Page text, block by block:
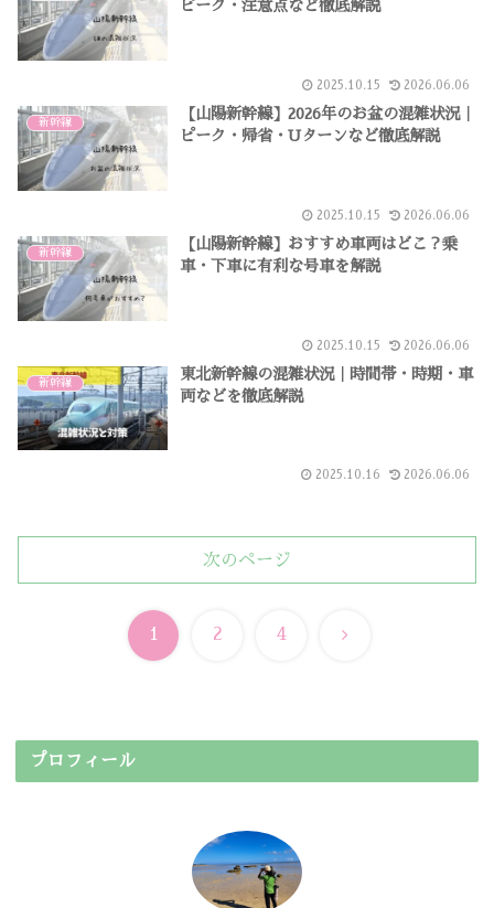
ピーク・注意点など徹底解説
2025.10.15 2026.06.06
新幹線
【山陽新幹線】2026年のお盆の混雑状況｜
ピーク・帰省・Uターンなど徹底解説
2025.10.15 2026.06.06
新幹線
【山陽新幹線】おすすめ車両はどこ？乗
車・下車に有利な号車を解説
2025.10.15 2026.06.06
新幹線
東北新幹線の混雑状況｜時間帯・時期・車
両などを徹底解説
2025.10.16 2026.06.06
次のページ
1 2 4 次
プロフィール